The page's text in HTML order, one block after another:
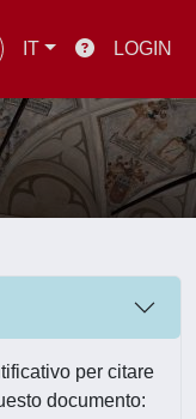
IT LOGIN
per citare
documento: